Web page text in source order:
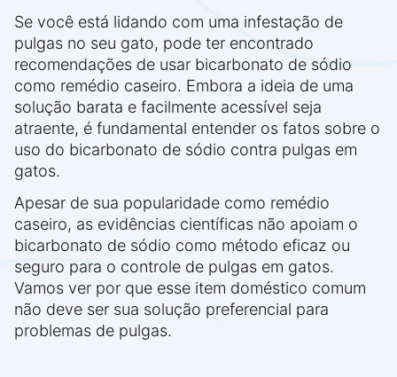
Se você está lidando com uma infestação de
pulgas no seu gato, pode ter encontrado
recomendações de usar bicarbonato de sódio
como remédio caseiro. Embora a ideia de uma
solução barata e facilmente acessível seja
atraente, é fundamental entender os fatos sobre o
uso do bicarbonato de sódio contra pulgas em
gatos.
Apesar de sua popularidade como remédio
caseiro, as evidências científicas não apoiam o
bicarbonato de sódio como método eficaz ou
seguro para o controle de pulgas em gatos.
Vamos ver por que esse item doméstico comum
não deve ser sua solução preferencial para
problemas de pulgas.